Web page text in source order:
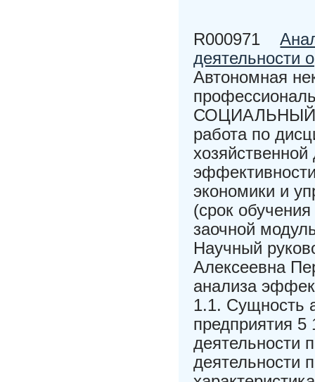
R000971
деятельности
Автономная
СОЦИАЛЬНЫЙ
работа по
экономики и
(срок
заочной
Научный
Алексеевна
анализа
1.1. Сущность
предприятия 5
деятельности
деятельности